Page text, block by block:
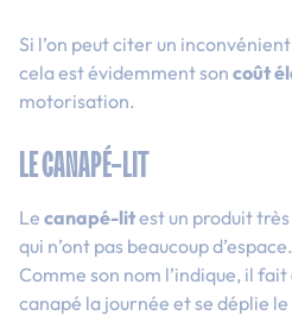
Si l’on peut citer un
cela est évidemment son coût
motorisation.
LE CANAPÉ-LIT
Le canapé-litest un produit
qui n’ont pas beaucoup d’espace.
Comme son nom l’indique, il fait
canapé la journée et se déplie